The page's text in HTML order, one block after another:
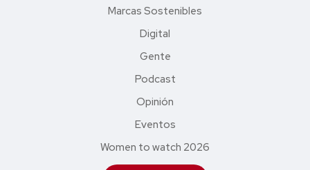
Marcas Sostenibles
Digital
Gente
Podcast
Opinión
Eventos
Women to watch 2026